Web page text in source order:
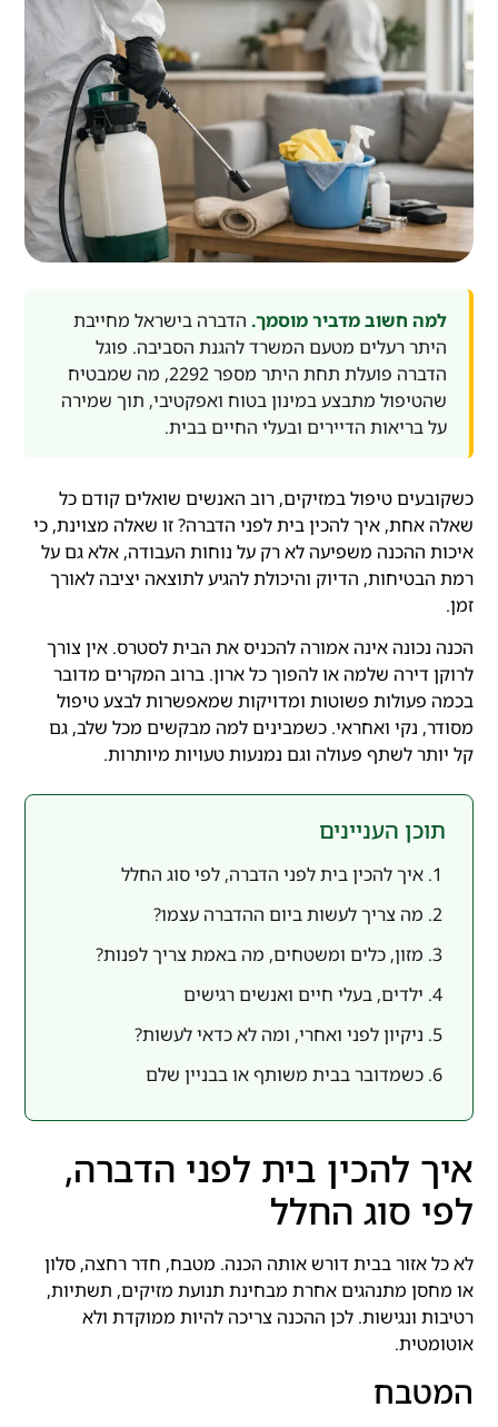
למה חשוב מדביר מוסמך. הדברה בישראל מחייבת
היתר רעלים מטעם המשרד להגנת הסביבה. פוגל
הדברה פועלת תחת היתר מספר 2292, מה שמבטיח
שהטיפול מתבצע במינון בטוח ואפקטיבי, תוך שמירה
על בריאות הדיירים ובעלי החיים בבית.
כשקובעים טיפול במזיקים, רוב האנשים שואלים קודם כל
שאלה אחת, איך להכין בית לפני הדברה? זו שאלה מצוינת, כי
איכות ההכנה משפיעה לא רק על נוחות העבודה, אלא גם על
רמת הבטיחות, הדיוק והיכולת להגיע לתוצאה יציבה לאורך
זמן.
הכנה נכונה אינה אמורה להכניס את הבית לסטרס. אין צורך
לרוקן דירה שלמה או להפוך כל ארון. ברוב המקרים מדובר
בכמה פעולות פשוטות ומדויקות שמאפשרות לבצע טיפול
מסודר, נקי ואחראי. כשמבינים למה מבקשים מכל שלב, גם
קל יותר לשתף פעולה וגם נמנעות טעויות מיותרות.
תוכן העניינים
איך להכין בית לפני הדברה, לפי סוג החלל
מה צריך לעשות ביום ההדברה עצמו?
מזון, כלים ומשטחים, מה באמת צריך לפנות?
ילדים, בעלי חיים ואנשים רגישים
ניקיון לפני ואחרי, ומה לא כדאי לעשות?
כשמדובר בבית משותף או בבניין שלם
איך להכין בית לפני הדברה,
לפי סוג החלל
לא כל אזור בבית דורש אותה הכנה. מטבח, חדר רחצה, סלון
או מחסן מתנהגים אחרת מבחינת תנועת מזיקים, תשתיות,
רטיבות ונגישות. לכן ההכנה צריכה להיות ממוקדת ולא
אוטומטית.
המטבח